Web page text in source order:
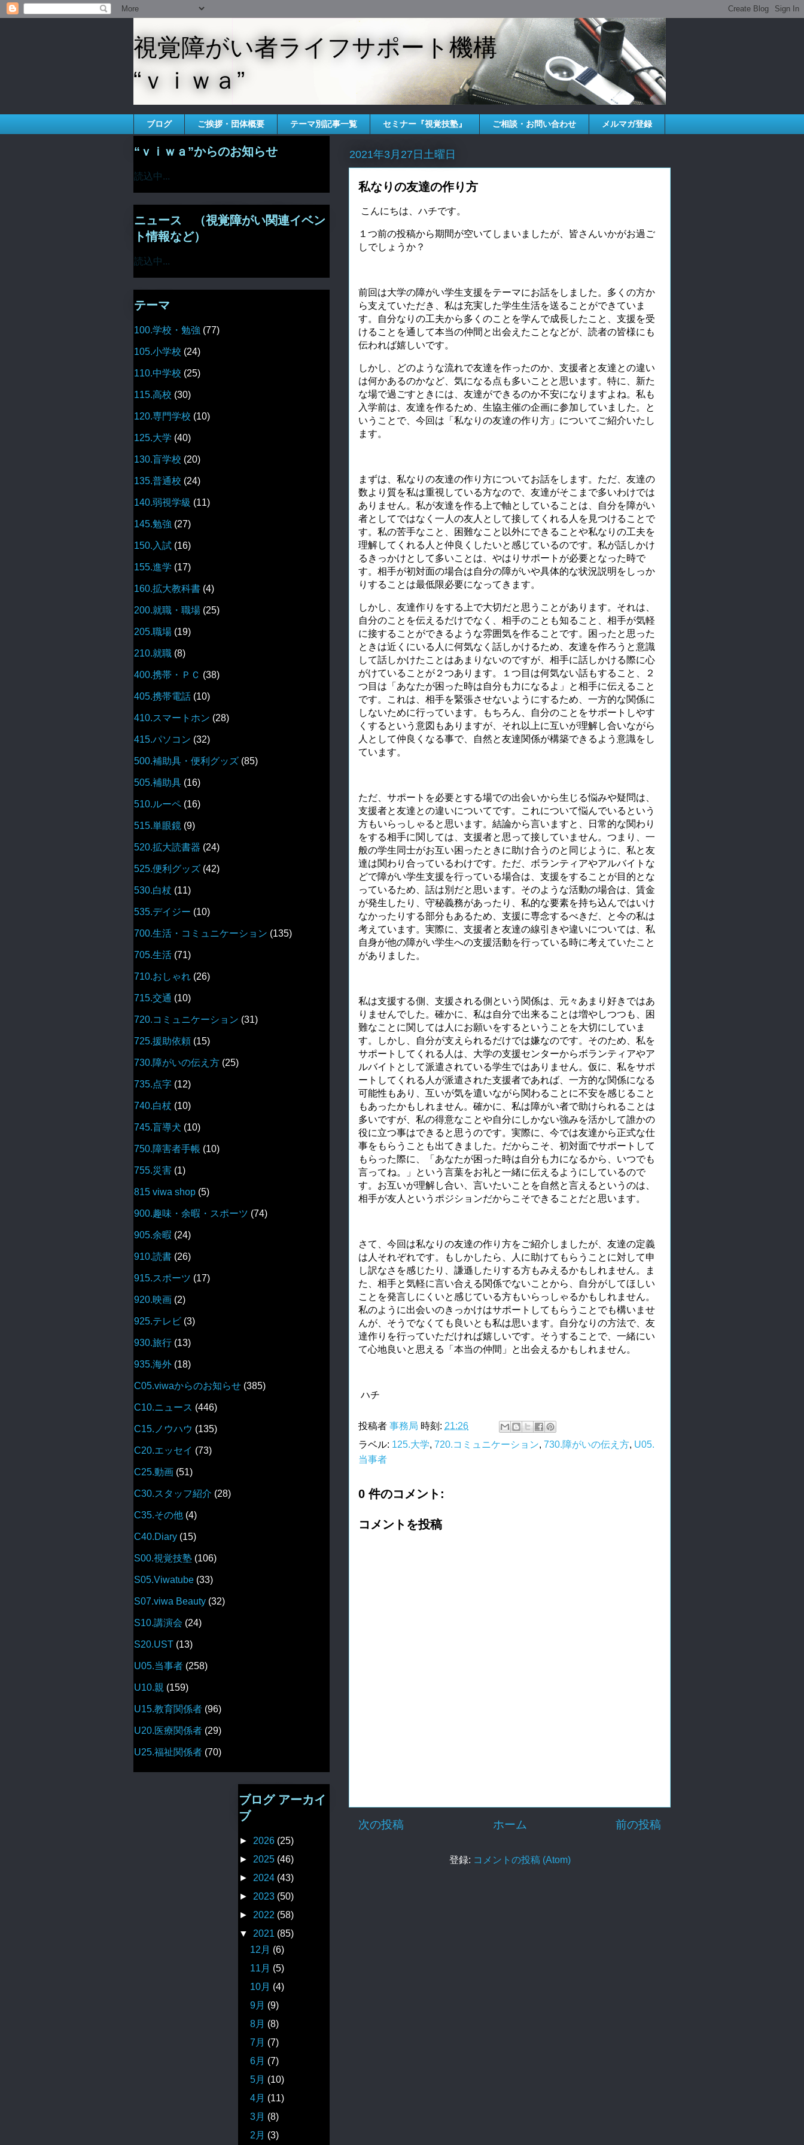
視覚障がい者ライフサポート機構
“ｖｉｗａ”
ブログ ご挨拶・団体概要 テーマ別記事一覧 セミナー『視覚技塾』 ご相談・お問い合わせ メルマガ登録
2021年3月27日土曜日
私なりの友達の作り方
こんにちは、ハチです。
１つ前の投稿から期間が空いてしまいましたが、皆さんいかがお過ご
しでしょうか？
前回は大学の障がい学生支援をテーマにお話をしました。多くの方か
ら支えていただき、私は充実した学生生活を送ることができていま
す。自分なりの工夫から多くのことを学んで成長したこと、支援を受
けることを通して本当の仲間と出会えたことなどが、読者の皆様にも
伝われば嬉しいです。
しかし、どのような流れで友達を作ったのか、支援者と友達との違い
は何かあるのかなど、気になる点も多いことと思います。特に、新た
な場で過ごすときには、友達ができるのか不安になりますよね。私も
入学前は、友達を作るため、生協主催の企画に参加していました。と
いうことで、今回は「私なりの友達の作り方」についてご紹介いたし
ます。
まずは、私なりの友達の作り方についてお話をします。ただ、友達の
数より質を私は重視している方なので、友達がそこまで多いわけでは
ありません。私が友達を作る上で軸としていることは、自分を障がい
者としてではなく一人の友人として接してくれる人を見つけることで
す。私の苦手なこと、困難なこと以外にできることや私なりの工夫を
理解してくれる人と仲良くしたいと感じているのです。私が話しかけ
るきっかけとして多いことは、やはりサポートが必要となった時で
す。相手が初対面の場合は自分の障がいや具体的な状況説明をしっか
りすることは最低限必要になってきます。
しかし、友達作りをする上で大切だと思うことがあります。それは、
自分のことを伝えるだけでなく、相手のことも知ること、相手が気軽
に接することができるような雰囲気を作ることです。困ったと思った
ときは近くにいる人に何気なく話しかけるため、友達を作ろうと意識
して話しかけたことはあまりないのですが、相手に話しかける際に心
がけていることが２つあります。１つ目は何気ない話もすること、２
つ目は「あなたが困った時は自分も力になるよ」と相手に伝えること
です。これは、相手を緊張させないようにするため、一方的な関係に
しないために行っています。もちろん、自分のことをサポートしやす
くするという意図もありますが、それ以上に互いが理解し合いながら
人として仲良くなる事で、自然と友達関係が構築できるよう意識をし
ています。
ただ、サポートを必要とする場での出会いから生じる悩みや疑問は、
支援者と友達との違いについてです。これについて悩んでいるという
方もいらっしゃると思います。結論から言いますと、日常的な関わり
をする相手に関しては、支援者と思って接していません。つまり、一
般の学生同士がお互い困ったときに助け合うのと同じように、私と友
達は関わり合っているわけです。ただ、ボランティアやアルバイトな
どで障がい学生支援を行っている場合は、支援をすることが目的とな
っているため、話は別だと思います。そのような活動の場合は、賃金
が発生したり、守秘義務があったり、私的な要素を持ち込んではいけ
なかったりする部分もあるため、支援に専念するべきだ、と今の私は
考えています。実際に、支援者と友達の線引きや違いについては、私
自身が他の障がい学生への支援活動を行っている時に考えていたこと
がありました。
私は支援する側、支援される側という関係は、元々あまり好きではあ
りませんでした。確かに、私は自分で出来ることは増やしつつも、困
難なことに関しては人にお願いをするということを大切にしていま
す。しかし、自分が支えられるだけでは嫌なのです。そのため、私を
サポートしてくれる人は、大学の支援センターからボランティアやア
ルバイトとして派遣されている学生ではありません。仮に、私をサポ
ートしてくれる人が派遣された支援者であれば、一方的な関係になる
可能性もあり、互いが気を遣いながら関わることに不安を感じること
もあったかもしれません。確かに、私は障がい者で助けられることは
多いですが、私の得意なことや自分にしかない強みを活かして誰かの
役に立つ事はできると思うのです。実際に、今では友達から正式な仕
事をもらうことも出てきました。だからこそ、初対面でサポートして
もらった際に、「あなたが困った時は自分も力になるから、いつでも
言ってね。」という言葉をお礼と一緒に伝えるようにしているので
す。お互いが理解し合い、言いたいことを自然と言えるというのは、
相手が友人というポジションだからこそできることだと思います。
さて、今回は私なりの友達の作り方をご紹介しましたが、友達の定義
は人それぞれです。もしかしたら、人に助けてもらうことに対して申
し訳なさを感じたり、謙遜したりする方もみえるかもしれません。ま
た、相手と気軽に言い合える関係でないことから、自分がしてほしい
ことを発言しにくいと感じている方もいらっしゃるかもしれません。
私のように出会いのきっかけはサポートしてもらうことでも構いませ
んが、そうでなくても良いとも私は思います。自分なりの方法で、友
達作りを行っていただければ嬉しいです。そうすることで、一緒にい
て心地良いと思える「本当の仲間」と出会えるかもしれません。
ハチ
投稿者 事務局 時刻: 21:26
ラベル: 125.大学, 720.コミュニケーション, 730.障がいの伝え方, U05.
当事者
0 件のコメント:
コメントを投稿
次の投稿 前の投稿
ホーム
登録: コメントの投稿 (Atom)
“ｖｉｗａ”からのお知らせ
読込中...
ニュース （視覚障がい関連イベン
ト情報など）
読込中...
テーマ
100.学校・勉強 (77)
105.小学校 (24)
110.中学校 (25)
115.高校 (30)
120.専門学校 (10)
125.大学 (40)
130.盲学校 (20)
135.普通校 (24)
140.弱視学級 (11)
145.勉強 (27)
150.入試 (16)
155.進学 (17)
160.拡大教科書 (4)
200.就職・職場 (25)
205.職場 (19)
210.就職 (8)
400.携帯・ＰＣ (38)
405.携帯電話 (10)
410.スマートホン (28)
415.パソコン (32)
500.補助具・便利グッズ (85)
505.補助具 (16)
510.ルーペ (16)
515.単眼鏡 (9)
520.拡大読書器 (24)
525.便利グッズ (42)
530.白杖 (11)
535.デイジー (10)
700.生活・コミュニケーション (135)
705.生活 (71)
710.おしゃれ (26)
715.交通 (10)
720.コミュニケーション (31)
725.援助依頼 (15)
730.障がいの伝え方 (25)
735.点字 (12)
740.白杖 (10)
745.盲導犬 (10)
750.障害者手帳 (10)
755.災害 (1)
815 viwa shop (5)
900.趣味・余暇・スポーツ (74)
905.余暇 (24)
910.読書 (26)
915.スポーツ (17)
920.映画 (2)
925.テレビ (3)
930.旅行 (13)
935.海外 (18)
C05.viwaからのお知らせ (385)
C10.ニュース (446)
C15.ノウハウ (135)
C20.エッセイ (73)
C25.動画 (51)
C30.スタッフ紹介 (28)
C35.その他 (4)
C40.Diary (15)
S00.視覚技塾 (106)
S05.Viwatube (33)
S07.viwa Beauty (32)
S10.講演会 (24)
S20.UST (13)
U05.当事者 (258)
U10.親 (159)
U15.教育関係者 (96)
U20.医療関係者 (29)
U25.福祉関係者 (70)
ブログ アーカイ
ブ
► 2026 (25)
► 2025 (46)
► 2024 (43)
► 2023 (50)
► 2022 (58)
▼ 2021 (85)
12月 (6)
11月 (5)
10月 (4)
9月 (9)
8月 (8)
7月 (7)
6月 (7)
5月 (10)
4月 (11)
3月 (8)
2月 (3)